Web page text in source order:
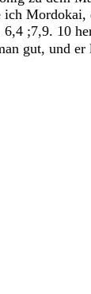
ich Mordokai,
6,4 ;7,9. 10
gut, und er